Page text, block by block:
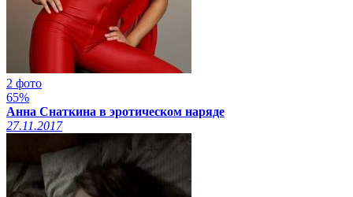
2 фото
65%
Анна Снаткина в эротическом наряде
27.11.2017